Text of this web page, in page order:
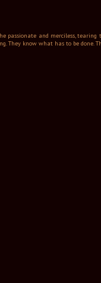
passionate and merciless,
They know what has to be done.